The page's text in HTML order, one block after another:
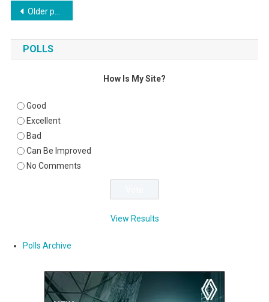
Posts
navigation
Older posts
POLLS
How Is My Site?
Good
Excellent
Bad
Can Be Improved
No Comments
View Results
Polls Archive